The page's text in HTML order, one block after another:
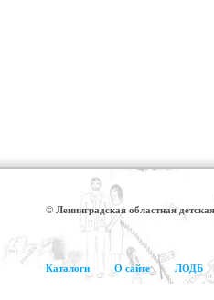
© Ленинградская областная
Каталоги О сайте ЛОДБ